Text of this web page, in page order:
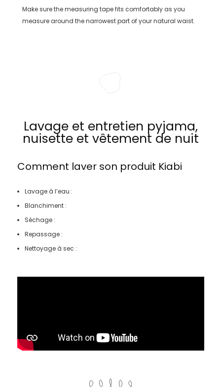
Make sure the measuring tape fits comfortably as you
measure around the narrowest part of your natural waist.
Lavage et entretien pyjama,
nuisette et vêtement de nuit
Comment laver son produit Kiabi
Lavage à l’eau :
Blanchiment :
Séchage :
Repassage :
Nettoyage à sec :